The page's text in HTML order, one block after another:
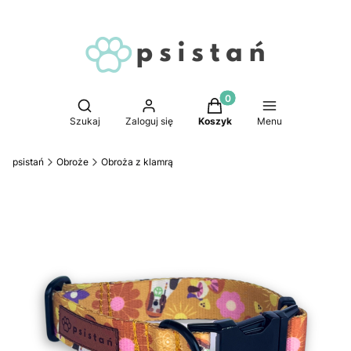
Otwórz wyszukiwarkę
Szukaj Zaloguj się
Produkty w koszyku: 0.
Koszyk Menu
psistań Obroże Obroża z klamrą